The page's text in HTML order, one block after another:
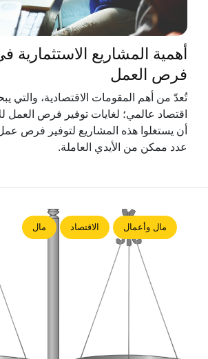
أهمية المشاريع الاستثمارية
فرص العمل
تُعدّ من أهم المقومات الاقتصادية، والتي
اقتصاد عالمي؛ لغايات توفير فرص العمل
أن يستغلوا هذه المشاريع لتوفير فرص
عدد ممكن من الأيدي العاملة.
مال وأعمال الاقتصاد مال